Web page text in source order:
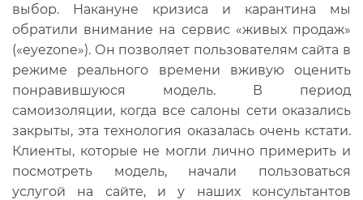
выбор. Накануне кризиса и карантина мы
обратили внимание на сервис «живых продаж»
(«eyezone»). Он позволяет пользователям сайта в
режиме реального времени вживую оценить
понравившуюся модель. В период
самоизоляции, когда все салоны сети оказались
закрыты, эта технология оказалась очень кстати.
Клиенты, которые не могли лично примерить и
посмотреть модель, начали пользоваться
услугой на сайте, и у наших консультантов